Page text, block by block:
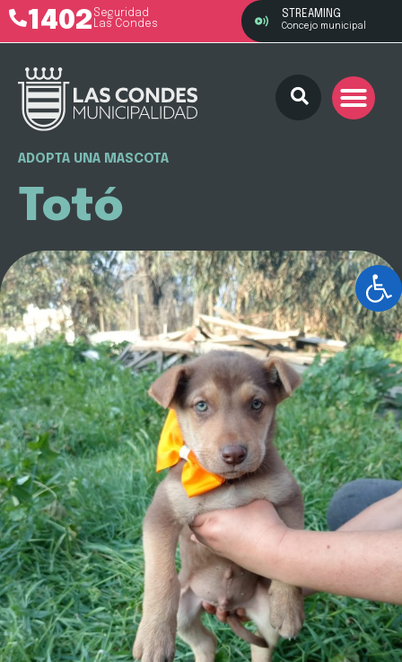
1402 Seguridad
Las Condes
STREAMING
Concejo municipal
ADOPTA UNA MASCOTA
Totó